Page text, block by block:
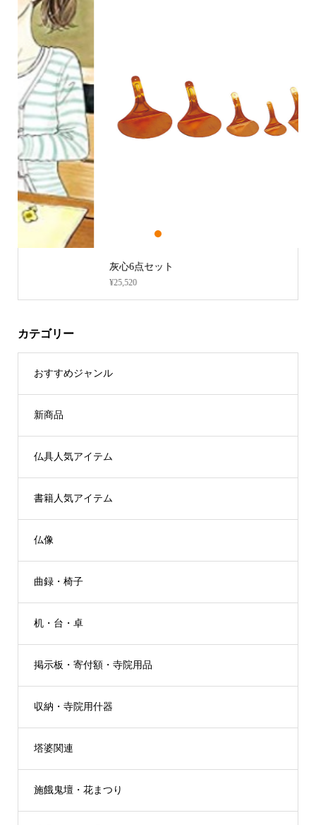
2
カテゴリー
おすすめジャンル
新商品
仏具人気アイテム
書籍人気アイテム
仏像
曲録・椅子
机・台・卓
掲示板・寄付額・寺院用品
収納・寺院用什器
塔婆関連
施餓鬼壇・花まつり